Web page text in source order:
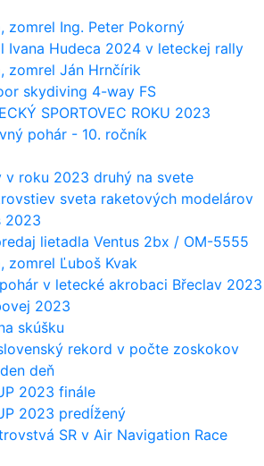
zomrel Ing. Peter Pokorný
Ivana Hudeca 2024 v leteckej rally
zomrel Ján Hrnčírik
skydiving 4-way FS
SPORTOVEC ROKU 2023
pohár - 10. ročník
v roku 2023 druhý na svete
sveta raketových modelárov
2023
lietadla Ventus 2bx / OM-5555
zomrel Ľuboš Kvak
v letecké akrobaci Břeclav 2023
2023
skúšku
rekord v počte zoskokov
deň
2023 finále
2023 predĺžený
SR v Air Navigation Race